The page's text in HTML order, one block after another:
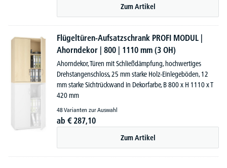
Zum Artikel
Flügeltüren-Aufsatzschrank PROFI MODUL |
Ahorndekor | 800 | 1110 mm (3 OH)
Ahorndekor, Türen mit Schließdämpfung, hochwertiges
Drehstangenschloss, 25 mm starke Holz-Einlegeböden, 12
mm starke Sichtrückwand in Dekorfarbe, B 800 x H 1110 x T
420 mm
48 Varianten zur Auswahl
ab € 287,10
Zum Artikel